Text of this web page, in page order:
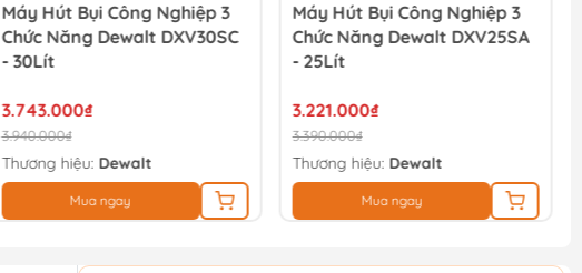
Máy Hút Bụi Công Nghiệp 3
Chức Năng Dewalt DXV30SC
- 30Lít
3.743.000₫
3.940.000₫
Thương hiệu: Dewalt
Mua ngay
Máy Hút Bụi Công Nghiệp 3
Chức Năng Dewalt DXV25SA
- 25Lít
3.221.000₫
3.390.000₫
Thương hiệu: Dewalt
Mua ngay